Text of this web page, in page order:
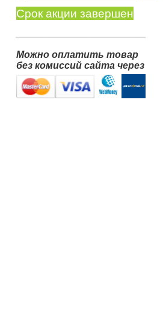
Срок акции завершен
Можно оплатить товар
без комиссий сайта через